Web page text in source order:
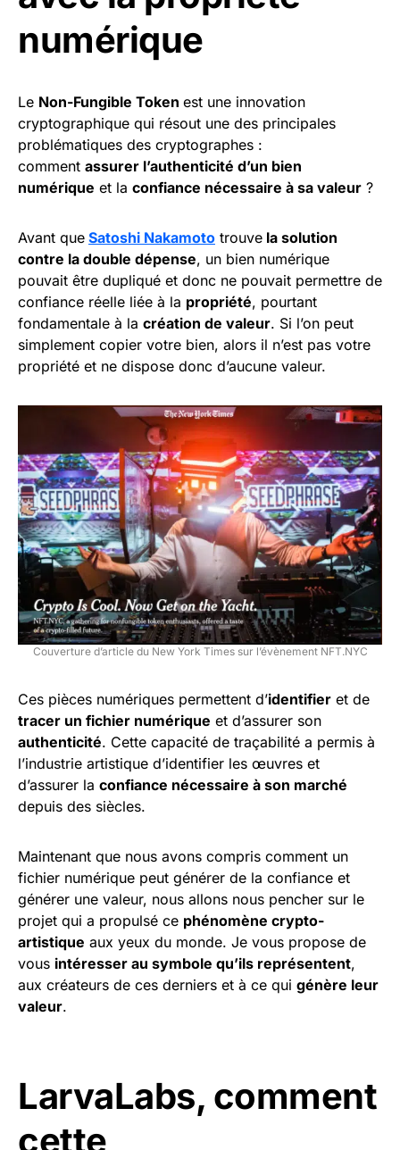
numérique
Le Non-Fungible Token est une innovation
cryptographique qui résout une des principales
problématiques des cryptographes :
comment assurer l’authenticité d’un bien
numérique et la confiance nécessaire à sa valeur ?
Avant que Satoshi Nakamoto trouve la solution
contre la double dépense, un bien numérique
pouvait être dupliqué et donc ne pouvait permettre de
confiance réelle liée à la propriété, pourtant
fondamentale à la création de valeur. Si l’on peut
simplement copier votre bien, alors il n’est pas votre
propriété et ne dispose donc d’aucune valeur.
Couverture d’article du New York Times sur l’évènement NFT.NYC
Ces pièces numériques permettent d’identifier et de
tracer un fichier numérique et d’assurer son
authenticité. Cette capacité de traçabilité a permis à
l’industrie artistique d’identifier les œuvres et
d’assurer la confiance nécessaire à son marché
depuis des siècles.
Maintenant que nous avons compris comment un
fichier numérique peut générer de la confiance et
générer une valeur, nous allons nous pencher sur le
projet qui a propulsé ce phénomène crypto-
artistique aux yeux du monde. Je vous propose de
vous intéresser au symbole qu’ils représentent,
aux créateurs de ces derniers et à ce qui génère leur
valeur.
LarvaLabs, comment
cette